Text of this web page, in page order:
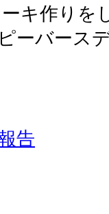
キ作りを
ーバース
告